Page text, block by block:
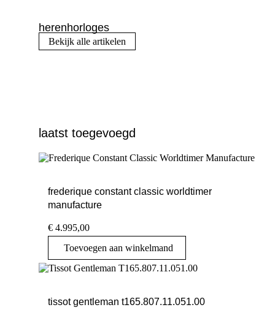
herenhorloges
Bekijk alle artikelen
laatst toegevoegd
frederique constant classic worldtimer
manufacture
€ 4.995,00
Toevoegen aan winkelmand
tissot gentleman t165.807.11.051.00